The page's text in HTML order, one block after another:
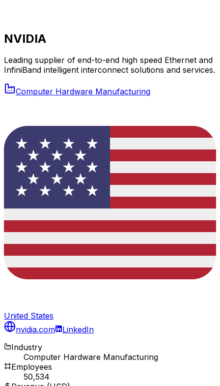
NVIDIA
Leading supplier of end-to-end high speed Ethernet and
InfiniBand intelligent interconnect solutions and services.
Computer Hardware Manufacturing
United States
nvidia.com
LinkedIn
Industry
Computer Hardware Manufacturing
Employees
50,534